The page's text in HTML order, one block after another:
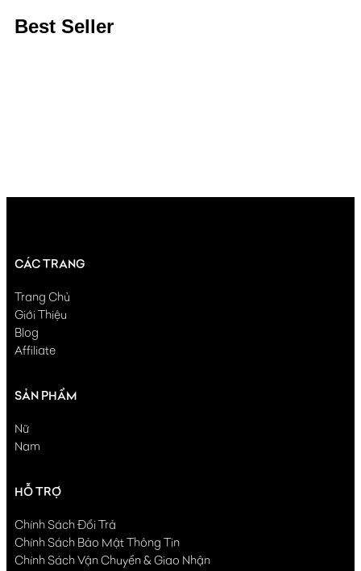
Best Seller
CÁC TRANG
Trang Chủ
Giới Thiệu
Blog
Affiliate
SẢN PHẨM
Nữ
Nam
HỖ TRỢ
Chính Sách Đổi Trả
Chính Sách Bảo Mật Thông Tin
Chính Sách Vận Chuyển & Giao Nhận